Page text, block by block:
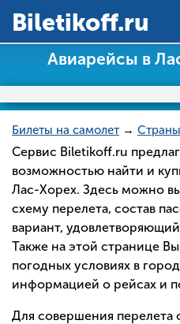
Вiletikoff.ru
Авиарейсы в
Билеты на самолет → Страны
Сервис Biletikoff.ru
возможностью найти и
Лас-Хорех. Здесь можно
схему перелета, состав
вариант,
Также на этой странице
погодных условиях в
информацией о рейсах и
Для совершения перелета